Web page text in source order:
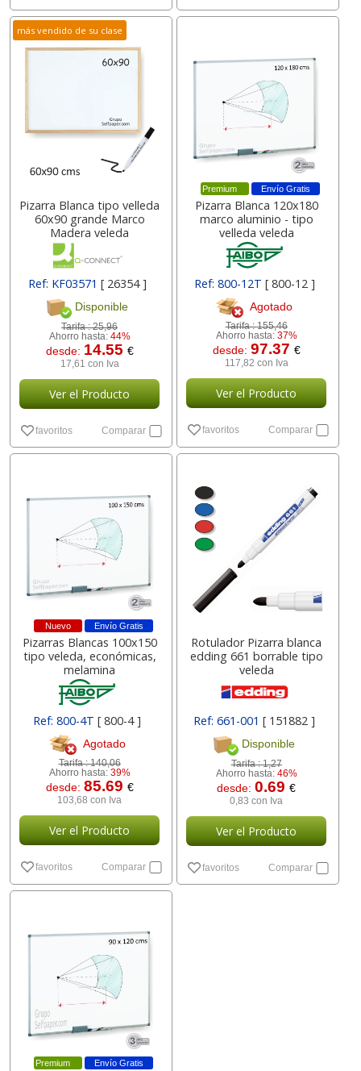
más vendido de su clase
Pizarra Blanca tipo velleda
60x90 grande Marco
Madera veleda
Ref: KF03571 [ 26354 ]
Disponible
Tarifa :25,96
Ahorro hasta: 44%
desde: 14.55 €
17,61 con Iva
Ver el Producto
favoritos Comparar
Envío Gratis
Premium
Pizarra Blanca 120x180
marco aluminio - tipo
velleda veleda
Ref: 800-12T [ 800-12 ]
Agotado
Tarifa :155,46
Ahorro hasta: 37%
desde: 97.37 €
117,82 con Iva
Ver el Producto
favoritos Comparar
Envío Gratis
Nuevo
Pizarras Blancas 100x150
tipo veleda, económicas,
melamina
Ref: 800-4T[ 800-4 ]
Agotado
Tarifa :140,06
Ahorro hasta: 39%
desde: 85.69 €
103,68 con Iva
Ver el Producto
favoritos Comparar
Rotulador Pizarra blanca
edding 661 borrable tipo
veleda
Ref: 661-001 [ 151882 ]
Disponible
Tarifa :1,27
Ahorro hasta: 46%
desde:0.69€
0,83 con Iva
Ver el Producto
favoritos Comparar
Envío Gratis
Premium